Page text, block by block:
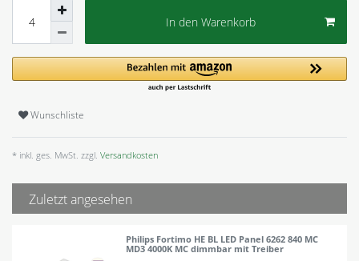
In den Warenkorb
Wunschliste
* inkl. ges. MwSt. zzgl. Versandkosten
Zuletzt angesehen
Philips Fortimo HE BL LED Panel 6262 840 MC
MD3 4000K MC dimmbar mit Treiber